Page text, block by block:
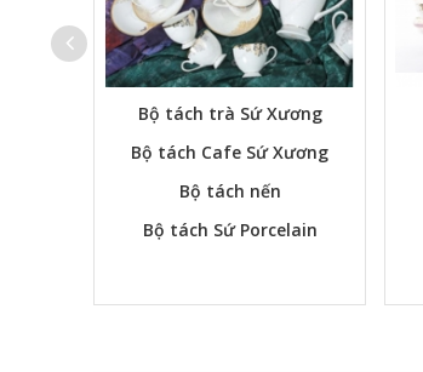
Bộ tách trà Sứ Xương
Bộ tách Cafe Sứ Xương
Bộ tách nến
Bộ tách Sứ Porcelain